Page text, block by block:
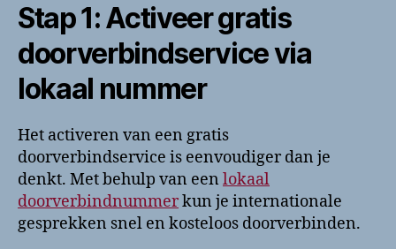
Stap 1: Activeer gratis
doorverbindservice via
lokaal nummer
Het activeren van een gratis
doorverbindservice is eenvoudiger dan je
denkt. Met behulp van een lokaal
doorverbindnummerkun je internationale
gesprekken snel en kosteloos doorverbinden.